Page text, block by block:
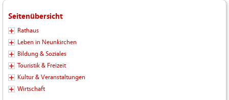
Seitenübersicht
Rathaus
Leben in Neunkirchen
Bildung & Soziales
Touristik & Freizeit
Kultur & Veranstaltungen
Wirtschaft